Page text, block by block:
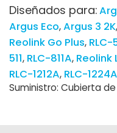
Diseñados para:
Argus Eco Argus 3 2K
Reolink Go Plus RLC-
511 RLC-811A Reolink
RLC-1212A RLC-1224A
Suministro: Cubierta